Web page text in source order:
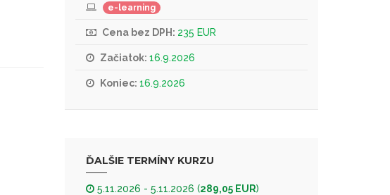
e-learning
Cena bez DPH: 235 EUR
Začiatok: 16.9.2026
Koniec: 16.9.2026
ĎALŠIE TERMÍNY KURZU
5.11.2026 - 5.11.2026 (289,05 EUR)